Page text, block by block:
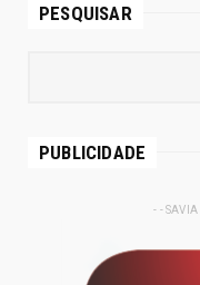
PESQUISAR
PUBLICIDADE
- -